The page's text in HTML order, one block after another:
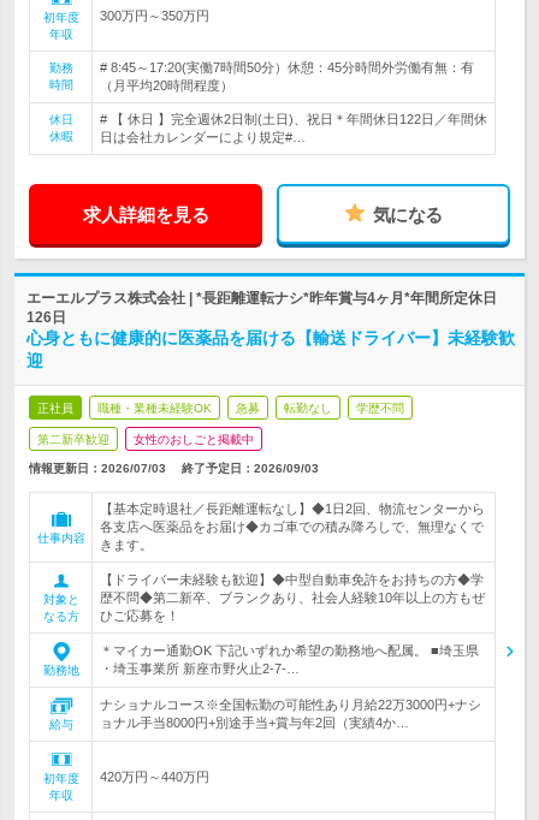
初年度
年収
300万円～350万円
勤務
時間
# 8:45～17:20(実働7時間50分）休憩：45分時間外労働有無：有
（月平均20時間程度）
休日
休暇
# 【 休日 】完全週休2日制(土日)、祝日＊年間休日122日／年間休
日は会社カレンダーにより規定#…
求人詳細を見る 気になる
エーエルプラス株式会社 | *長距離運転ナシ*昨年賞与4ヶ月*年間所定休日
126日
心身ともに健康的に医薬品を届ける【輸送ドライバー】未経験歓
迎
正社員 職種・業種未経験OK 急募 転勤なし 学歴不問
第二新卒歓迎 女性のおしごと掲載中
情報更新日：2026/07/03 終了予定日： 2026/09/03
仕事内容
【基本定時退社／長距離運転なし】◆1日2回、物流センターから
各支店へ医薬品をお届け◆カゴ車での積み降ろしで、無理なくで
きます。
対象と
なる方
【ドライバー未経験も歓迎】◆中型自動車免許をお持ちの方◆学
歴不問◆第二新卒、ブランクあり、社会人経験10年以上の方もぜ
ひご応募を！
勤務地
＊マイカー通勤OK 下記いずれか希望の勤務地へ配属。 ■埼玉県
・埼玉事業所 新座市野火止2-7-…
給与
ナショナルコース※全国転勤の可能性あり月給22万3000円+ナシ
ョナル手当8000円+別途手当+賞与年2回（実績4か…
初年度
年収
420万円～440万円